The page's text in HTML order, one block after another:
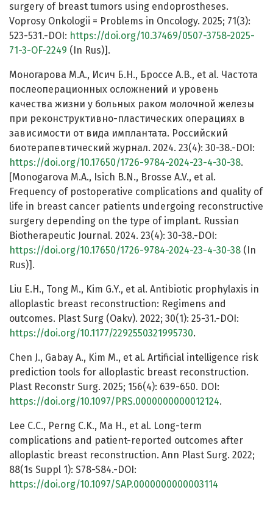
surgery of breast tumors using endoprostheses.
Voprosy Onkologii = Problems in Oncology. 2025; 71(3):
523-531.-DOI: https://doi.org/10.37469/0507-3758-2025-
71-3-OF-2249 (In Rus)].
Моногарова М.А., Исич Б.Н., Броссе А.В., et al. Частота
послеоперационных осложнений и уровень
качества жизни у больных раком молочной железы
при реконструктивно-пластических операциях в
зависимости от вида имплантата. Российский
биотерапевтический журнал. 2024. 23(4): 30-38.-DOI:
https://doi.org/10.17650/1726-9784-2024-23-4-30-38.
[Monogarova M.A., Isich B.N., Brosse A.V., et al.
Frequency of postoperative complications and quality of
life in breast cancer patients undergoing reconstructive
surgery depending on the type of implant. Russian
Biotherapeutic Journal. 2024. 23(4): 30-38.-DOI:
https://doi.org/10.17650/1726-9784-2024-23-4-30-38 (In
Rus)].
Liu E.H., Tong M., Kim G.Y., et al. Antibiotic prophylaxis in
alloplastic breast reconstruction: Regimens and
outcomes. Plast Surg (Oakv). 2022; 30(1): 25-31.-DOI:
https://doi.org/10.1177/2292550321995730.
Chen J., Gabay A., Kim M., et al. Artificial intelligence risk
prediction tools for alloplastic breast reconstruction.
Plast Reconstr Surg. 2025; 156(4): 639-650. DOI:
https://doi.org/10.1097/PRS.0000000000012124.
Lee C.C., Perng C.K., Ma H., et al. Long-term
complications and patient-reported outcomes after
alloplastic breast reconstruction. Ann Plast Surg. 2022;
88(1s Suppl 1): S78-S84.-DOI:
https://doi.org/10.1097/SAP.0000000000003114